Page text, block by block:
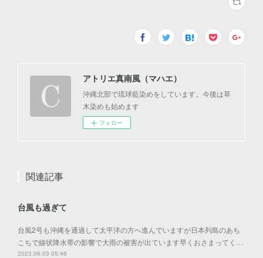
アトリエ真南風（マハエ）
沖縄北部で琉球藍染めをしています。今後は草
木染めも始めます
フォロー
関連記事
台風も過ぎて
台風2号も沖縄を通過して太平洋の方へ進んでいますが日本列島のあち
こちで線状降水帯の影響で大雨の被害が出ています早くおさまってく…
2023.06.03 05:46